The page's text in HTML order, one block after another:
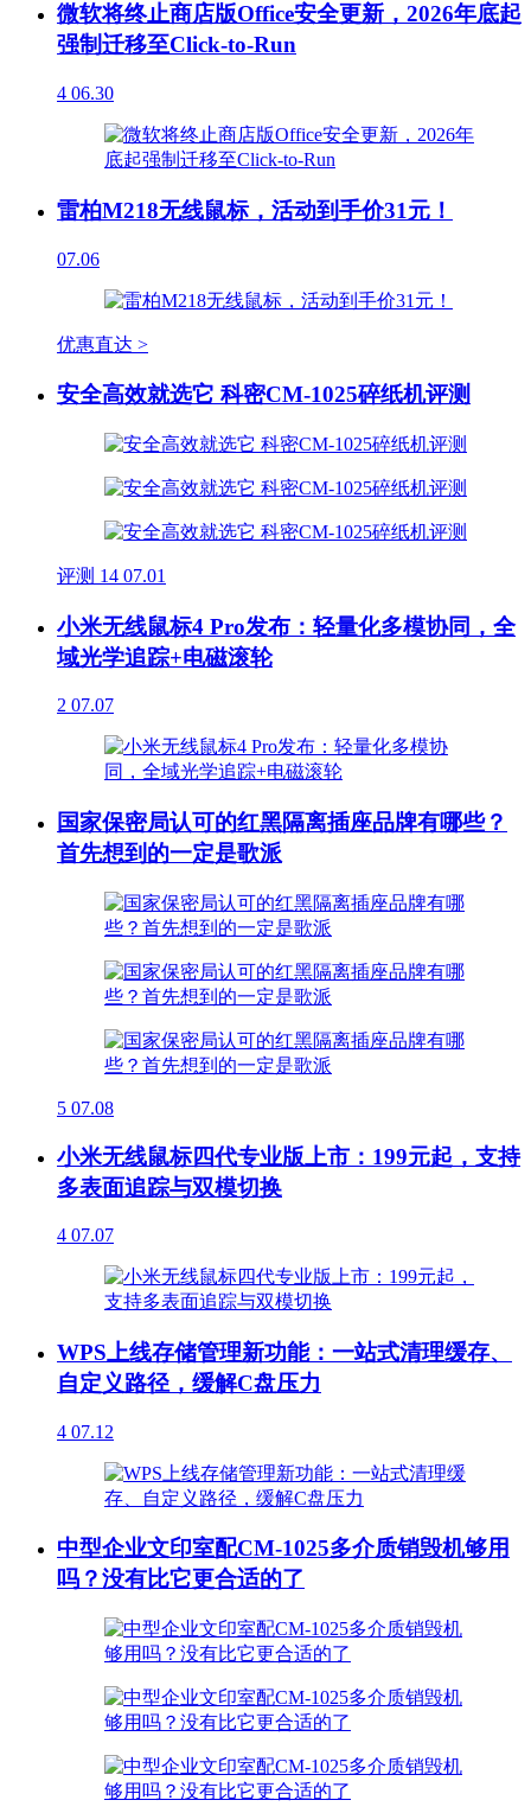
微软将终止商店版Office安全更新，2026年底起
强制迁移至Click-to-Run
4 06.30
雷柏M218无线鼠标，活动到手价31元！
07.06
优惠直达 >
安全高效就选它 科密CM-1025碎纸机评测
评测 14 07.01
小米无线鼠标4 Pro发布：轻量化多模协同，全
域光学追踪+电磁滚轮
2 07.07
国家保密局认可的红黑隔离插座品牌有哪些？
首先想到的一定是歌派
5 07.08
小米无线鼠标四代专业版上市：199元起，支持
多表面追踪与双模切换
4 07.07
WPS上线存储管理新功能：一站式清理缓存、
自定义路径，缓解C盘压力
4 07.12
中型企业文印室配CM-1025多介质销毁机够用
吗？没有比它更合适的了